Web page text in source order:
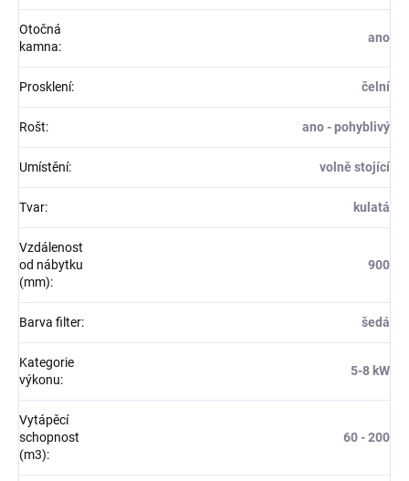
Otočná
kamna:
ano
Prosklení: čelní
Rošt: ano - pohyblivý
Umístění: volně stojící
Tvar: kulatá
Vzdálenost
od nábytku
(mm):
900
Barva filter: šedá
Kategorie
výkonu:
5-8 kW
Vytápěcí
schopnost
(m3):
60 - 200